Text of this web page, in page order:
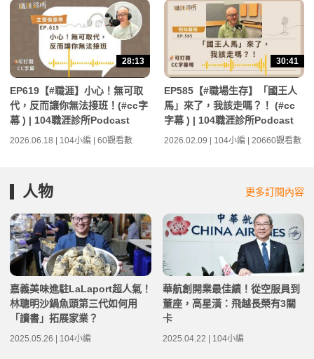
28:13
EP619【#職涯】小心！無可取
代，反而讓你無法接班！(#cc字
幕 ) | 104職涯診所Podcast
2026.06.18 | 104小編 | 60觀看數
30:41
EP585【#職場生存】「國王人
馬」來了，我該走嗎？！ (#cc
字幕 ) | 104職涯診所Podcast
2026.02.09 | 104小編 | 20660觀看數
人物 更多訂閱內容
嘉義美味進駐LaLaport超人氣！
林聰明沙鍋魚頭第三代如何用
「讀書」拓展家業？
2025.05.26 | 104小編
華航創開業最佳績！從空服員到
董座，高星潢：飛越長榮有3關
卡
2025.04.22 | 104小編